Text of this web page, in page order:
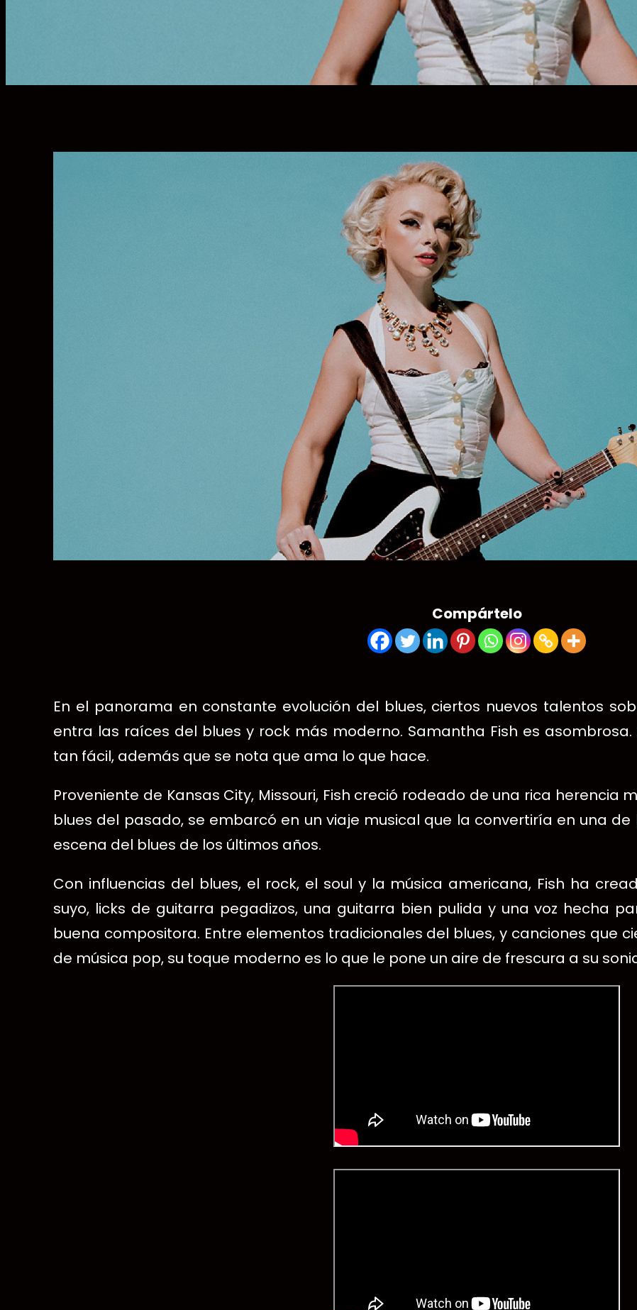
Compártelo
En el panorama en constante evolución del blues, ciertos nuevos talentos
entra las raíces del blues y rock más moderno. Samantha Fish es
tan fácil, además que se nota que ama lo que hace.
Proveniente de Kansas City, Missouri, Fish creció rodeado de una rica herencia
blues del pasado, se embarcó en un viaje musical que la convertiría en una
escena del blues de los últimos años.
Con influencias del blues, el rock, el soul y la música americana, Fish ha
suyo, licks de guitarra pegadizos, una guitarra bien pulida y una voz hecha
buena compositora. Entre elementos tradicionales del blues, y canciones que
de música pop, su toque moderno es lo que le pone un aire de frescura a su